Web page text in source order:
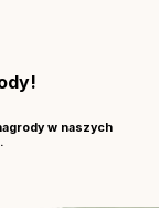
w naszych